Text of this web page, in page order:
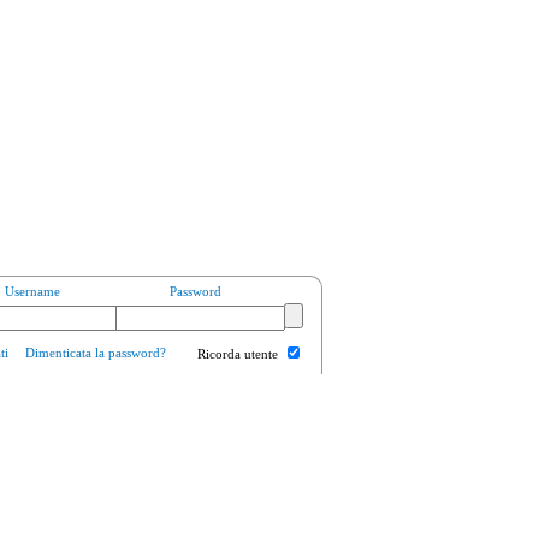
Username Password
Dimenticata la password? Ricorda utente